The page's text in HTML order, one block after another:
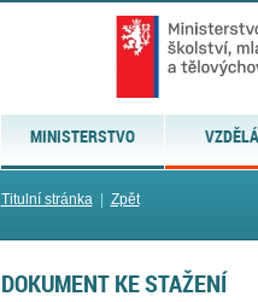
MINISTERSTVO
Titulní stránka| Zpět
DOKUMENT KE STAŽENÍ